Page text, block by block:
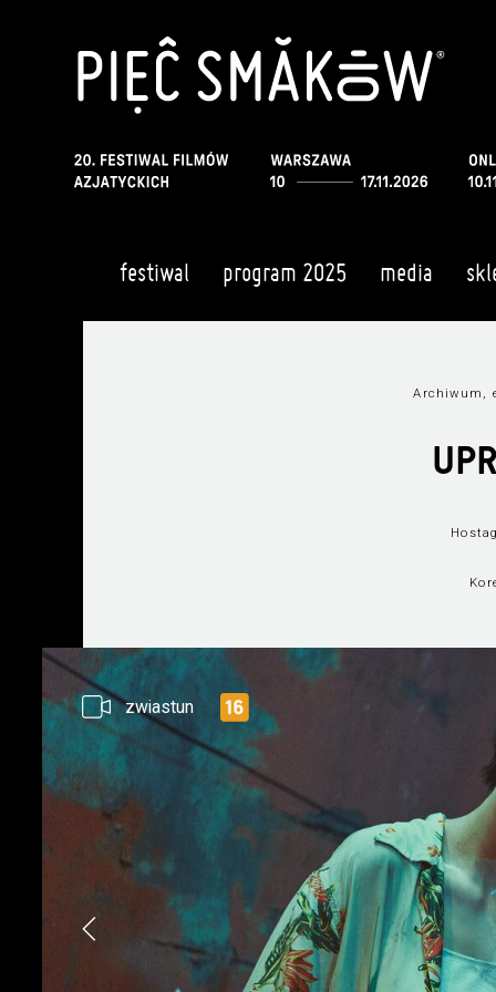
festiwal program 2025 media
Archiwum,
zwiastun